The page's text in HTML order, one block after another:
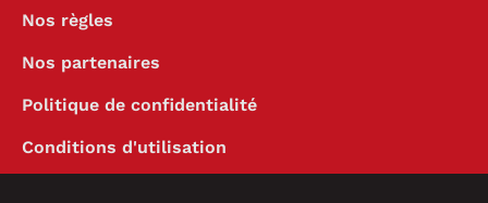
Nos règles
Nos partenaires
Politique de confidentialité
Conditions d'utilisation